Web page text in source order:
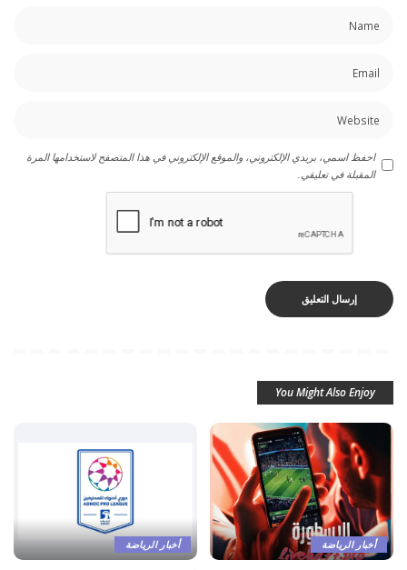
احفظ اسمي، بريدي الإلكتروني، والموقع الإلكتروني في هذا المتصفح لاستخدامها المرة
المقبلة في تعليقي.
You Might Also Enjoy
أخبار الرياضة أخبار الرياضة